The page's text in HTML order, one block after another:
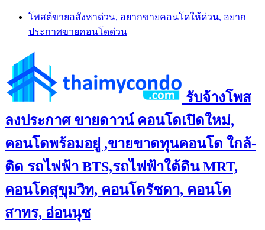
Skip
content
โพสต์ขายอสังหาด่วน, อยากขายคอนโดให้ด่วน, อยาก
ประกาศขายคอนโดด่วน
รับจ้างโพส
ลงประกาศ ขายดาวน์ คอนโดเปิดใหม่,
คอนโดพร้อมอยู่ ,ขายขาดทุนคอนโด ใกล้-
ติด รถไฟฟ้า BTS,รถไฟฟ้าใต้ดิน MRT,
คอนโดสุขุมวิท, คอนโดรัชดา, คอนโด
สาทร, อ่อนนุช